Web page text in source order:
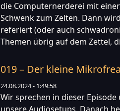
die Computernerderei mit
Schwenk zum Zelten. Dann
referiert (oder auch
Themen übrig auf dem Zettel,
019 – Der kleine
24.08.2024 - 1:49:58
Wir sprechen in dieser